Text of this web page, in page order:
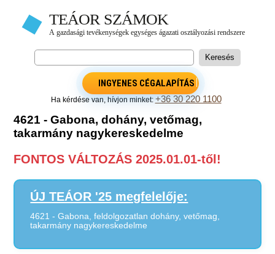
INGYENES CÉGALAPÍTÁS
Ha kérdése van, hívjon minket:+36 30 220 1100
4621 - Gabona, dohány, vetőmag,
takarmány nagykereskedelme
FONTOS VÁLTOZÁS 2025.01.01-től!
ÚJ TEÁOR '25 megfelelője:
4621 - Gabona, feldolgozatlan dohány, vetőmag,
takarmány nagykereskedelme